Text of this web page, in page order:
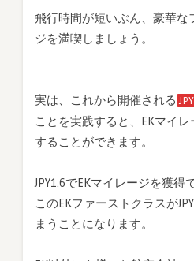
飛行時間が短いぶん、豪華な
ジを満喫しましょう。
実は、これから開催される
ことを実践すると、EKマイ
することができます。
JPY1.6でEKマイレージを獲得
このEKファーストクラスが
まうことになります。